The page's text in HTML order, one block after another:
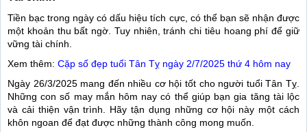
Tiền bạc trong ngày có dấu hiệu tích cực, có thể bạn sẽ nhận được
một khoản thu bất ngờ. Tuy nhiên, tránh chi tiêu hoang phí để giữ
vững tài chính.
Xem thêm: Cặp số đẹp tuổi Tân Tỵ ngày 2/7/2025 thứ 4 hôm nay
Ngày 26/3/2025 mang đến nhiều cơ hội tốt cho người tuổi Tân Tỵ.
Những con số may mắn hôm nay có thể giúp bạn gia tăng tài lộc
và cải thiện vận trình. Hãy tận dụng những cơ hội này một cách
khôn ngoan để đạt được những thành công mong muốn.